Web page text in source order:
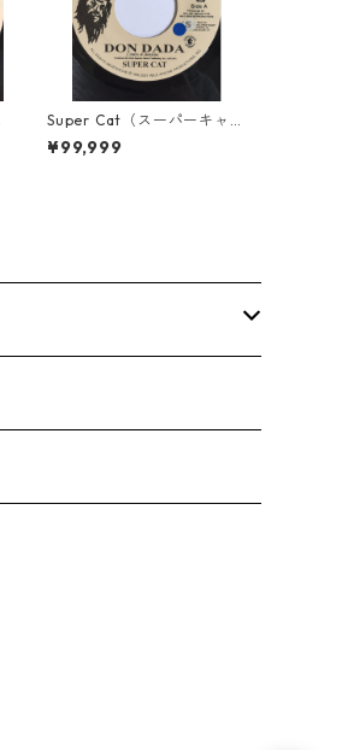
Super Cat（スーパーキャッ
ト） - Don Dada【7inch】
¥99,999